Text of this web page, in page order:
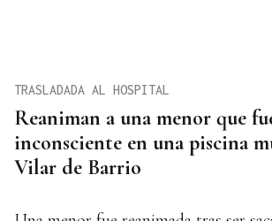
Reaniman a una menor que
inconsciente en una piscina
Vilar de Barrio
TRASLADADA AL HOSPITAL